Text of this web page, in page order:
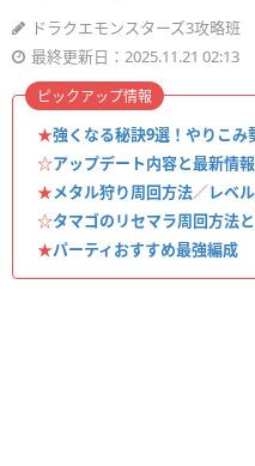
ドラクエモンスターズ3攻略班
最終更新日：2025.11.21 02:13
★強くなる秘訣9選！やりこみ
☆アップデート内容と最新情報
★メタル狩り周回方法／レベ
☆タマゴのリセマラ周回方法
★パーティおすすめ最強編成
ピックアップ情報